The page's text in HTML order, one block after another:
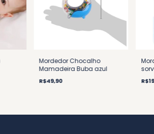
Mordedor Chocalho
Mamadeira Buba azul
R$49,90